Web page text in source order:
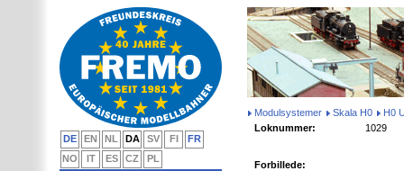
Modulsystemer Skala H0
H0
Loknummer:
1029
Forbillede:
DE EN NL DA SV FI
FR
NO
IT ES CZ
PL